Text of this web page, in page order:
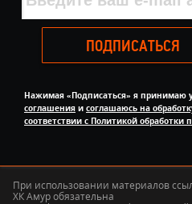
ПОДПИСАТЬСЯ
Нажимая «Подписаться» я принимаю
соглашения и соглашаюсь на
соответствии с Политикой
При использовании материалов
ХК Амур обязательна